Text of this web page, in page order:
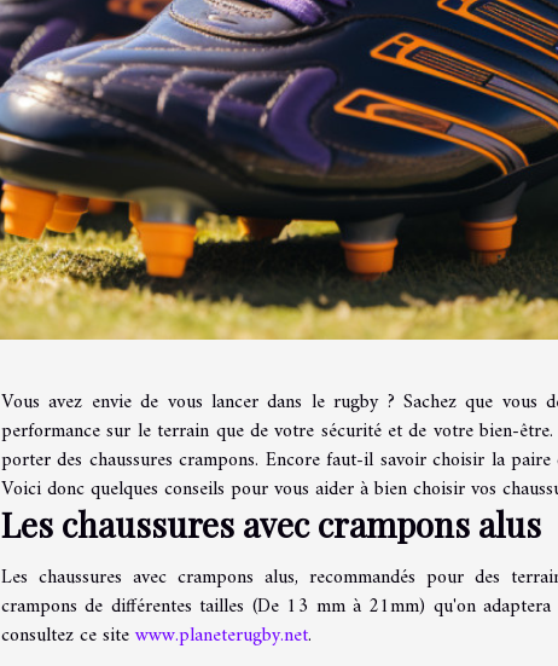
Vous avez envie de vous lancer dans le rugby ? Sachez que
performance sur le terrain que de votre sécurité et de votre bien-
porter des chaussures crampons. Encore faut-il savoir choisir la
Voici donc quelques conseils pour vous aider à bien choisir vos
Les chaussures avec crampons alus
Les chaussures avec crampons alus, recommandés pour des
crampons de différentes tailles (De 13 mm à 21mm) qu'on
consultez ce sitewww.planeterugby.net.